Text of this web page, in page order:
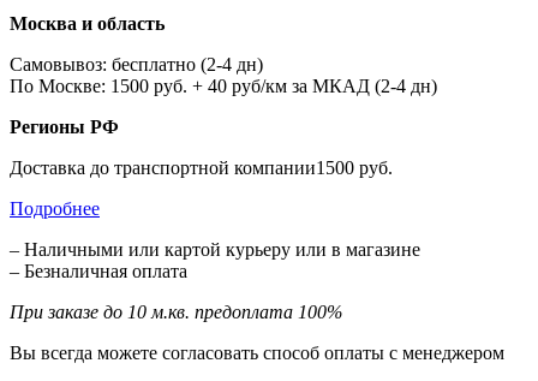
Москва и область
Самовывоз: бесплатно (2-4 дн)
По Москве: 1500 руб. + 40 руб/км за МКАД (2-4 дн)
Регионы РФ
Доставка до транспортной компании1500 руб.
Подробнее
– Наличными или картой курьеру или в магазине
– Безналичная оплата
При заказе до 10 м.кв. предоплата 100%
Вы всегда можете согласовать способ оплаты с менеджером